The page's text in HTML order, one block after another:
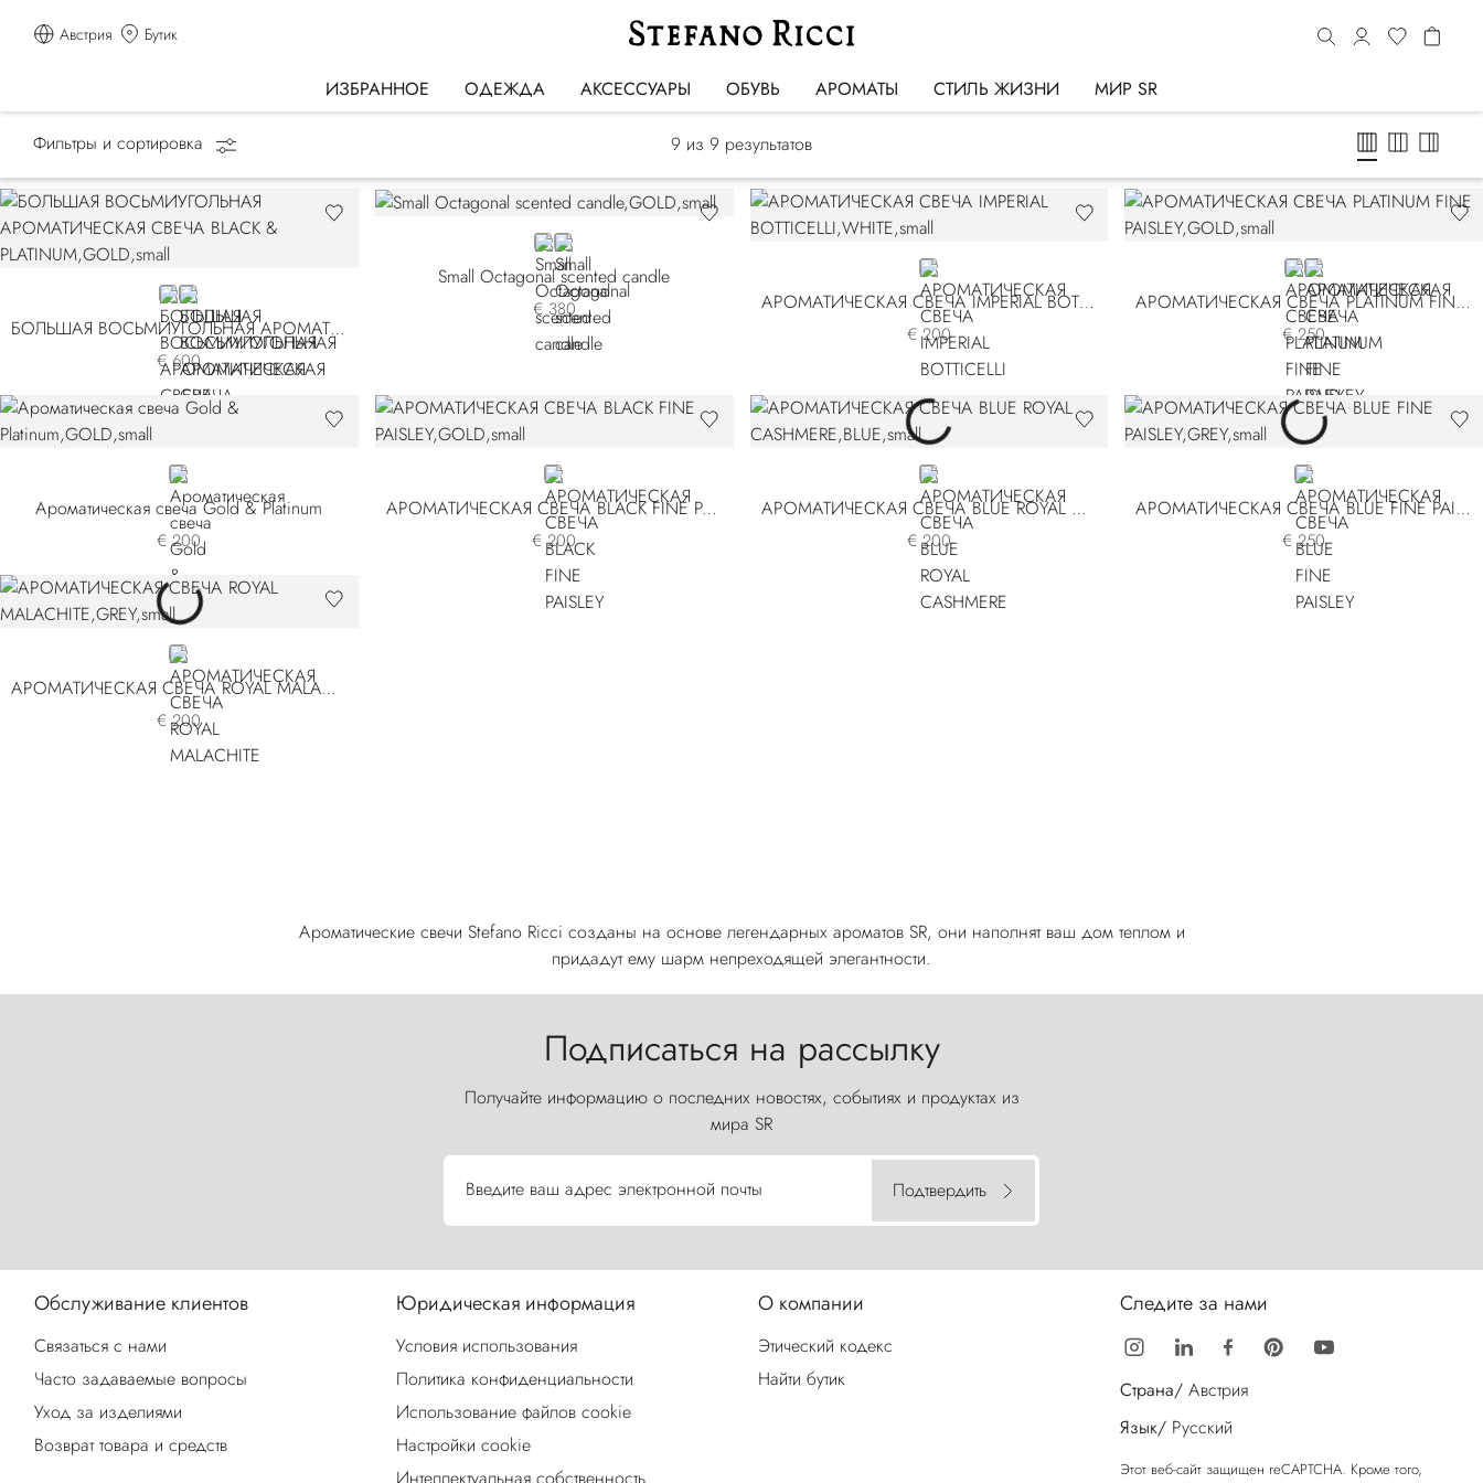
Австрия Бутик
ИЗБРАННОЕ ОДЕЖДА АКСЕССУАРЫ ОБУВЬ АРОМАТЫ СТИЛЬ ЖИЗНИ МИР SR
Главная страница АРОМАТЫ
Ароматические свечи
Фильтры и сортировка 9 из 9 результатов
GOLD
GREY
БОЛЬШАЯ ВОСЬМИУГОЛЬНАЯ АРОМАТИЧЕСКАЯ СВЕЧА BLACK & PLATINUM
€ 600
GOLD
GREY
Small Octagonal scented candle
€ 380
WHITE
АРОМАТИЧЕСКАЯ СВЕЧА IMPERIAL BOTTICELLI
€ 200
GOLD
GREY
АРОМАТИЧЕСКАЯ СВЕЧА PLATINUM FINE PAISLEY
€ 250
GOLD
Ароматическая свеча Gold & Platinum
€ 200
GOLD
АРОМАТИЧЕСКАЯ СВЕЧА BLACK FINE PAISLEY
€ 200
BLUE
АРОМАТИЧЕСКАЯ СВЕЧА BLUE ROYAL CASHMERE
€ 200
GREY
АРОМАТИЧЕСКАЯ СВЕЧА BLUE FINE PAISLEY
€ 250
GREY
АРОМАТИЧЕСКАЯ СВЕЧА ROYAL MALACHITE
€ 200
Ароматические свечи Stefano Ricci созданы на основе легендарных ароматов SR, они наполнят ваш дом теплом и
придадут ему шарм непреходящей элегантности.
Подписаться на рассылку
Получайте информацию о последних новостях, событиях и продуктах из
мира SR
Введите ваш адрес электронной почты Подтвердить
Обслуживание клиентов
Связаться с нами
Часто задаваемые вопросы
Уход за изделиями
Возврат товара и средств
Юридическая информация
Условия использования
Политика конфиденциальности
Использование файлов cookie
Настройки cookie
О компании
Этический кодекс
Найти бутик
Следите за нами
Страна/ Австрия
Язык/ Русский
Этот веб-сайт защищен reCAPTCHA. Кроме того,